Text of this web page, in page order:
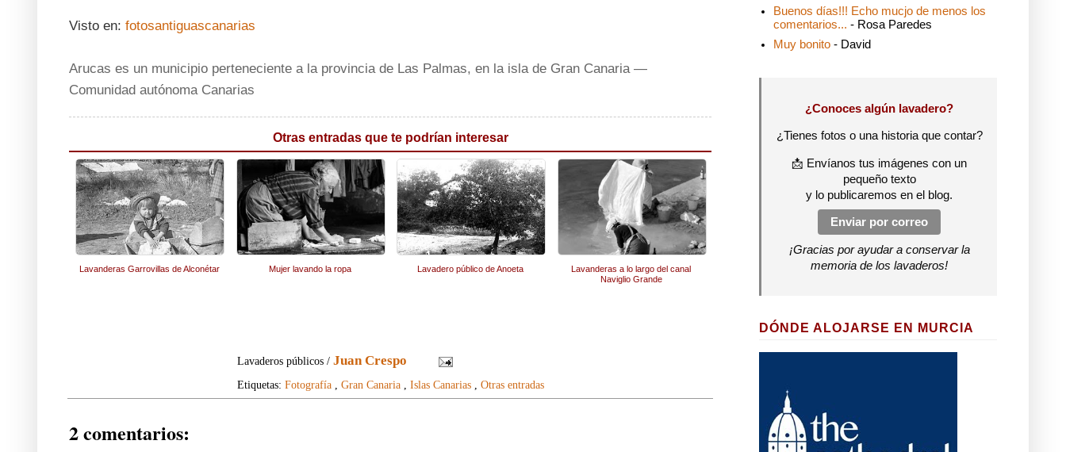
Visto en: fotosantiguascanarias
Arucas es un municipio perteneciente a la provincia de Las Palmas, en la isla de Gran Canaria —
Comunidad autónoma Canarias
Otras entradas que te podrían interesar
Lavanderas Garrovillas de Alconétar Mujer lavando la ropa Lavadero público de Anoeta
Lavanderas a lo largo del canal
Naviglio Grande
Lavaderos públicos /Juan Crespo
Etiquetas: Fotografía, Gran Canaria, Islas Canarias, Otras entradas
2 comentarios:
Buenos días!!! Echo mucjo de menos los
comentarios... - Rosa Paredes
Muy bonito - David
¿Conoces algún lavadero?
¿Tienes fotos o una historia que contar?
📩 Envíanos tus imágenes con un
pequeño texto
y lo publicaremos en el blog.
Enviar por correo
¡Gracias por ayudar a conservar la
memoria de los lavaderos!
DÓNDE ALOJARSE EN MURCIA